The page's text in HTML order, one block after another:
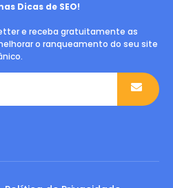
Dicas de SEO!
e receba gratuitamente as
o ranqueamento do seu site